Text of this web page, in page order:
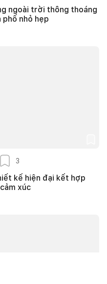
ngoài trời thông thoáng
nhỏ hẹp
3
kế hiện đại kết hợp
xúc
Kết nối thiết kế, thi công